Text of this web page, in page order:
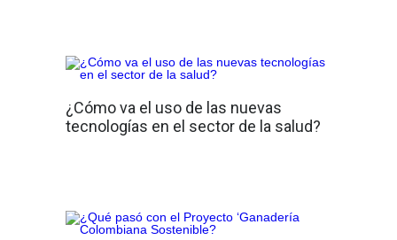
¿Cómo va el uso de las nuevas
tecnologías en el sector de la salud?